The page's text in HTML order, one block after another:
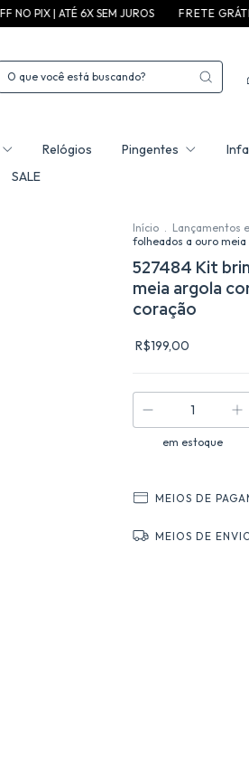
| ATÉ 6X SEM JUROS F R E T E G R ÁT I S A C I
Relógios Pingentes
SALE
Início . Lançamentos
folheados a ouro
527484 Kit
meia argola
coração
R$199,00
em estoque
MEIOS DE
MEIOS DE